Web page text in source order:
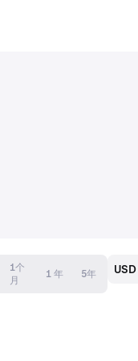
1个
月
1 年 5年 USD